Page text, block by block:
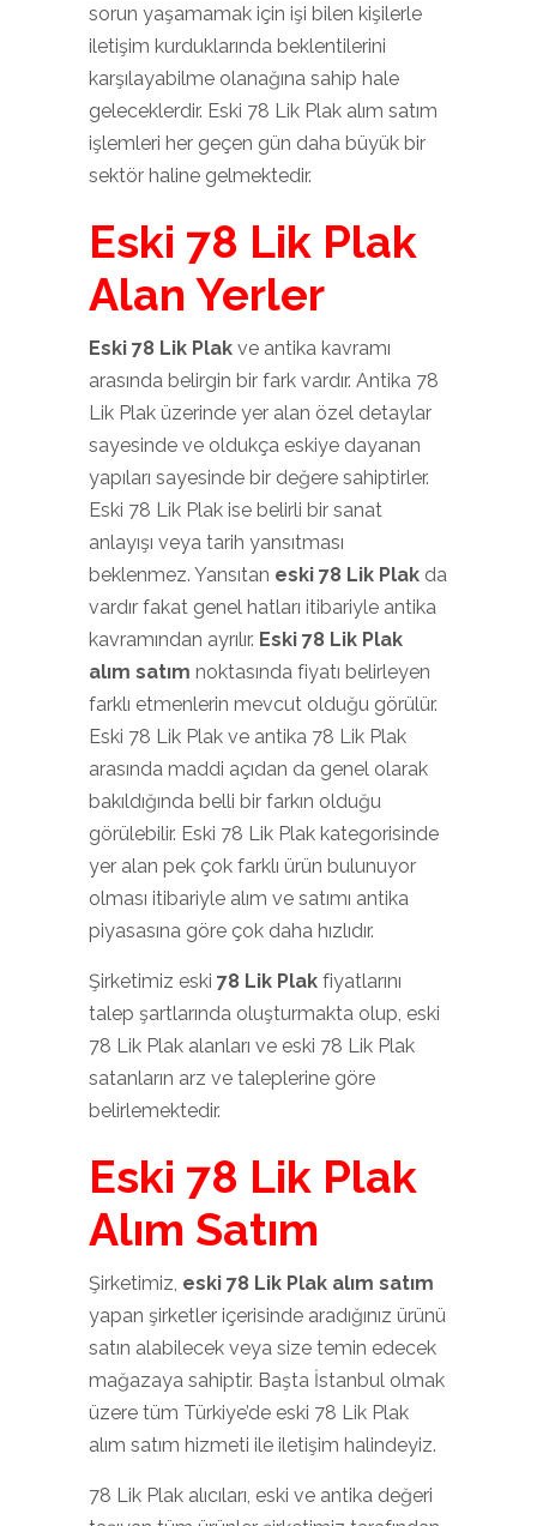
sorun yaşamamak için işi bilen kişilerle
iletişim kurduklarında beklentilerini
karşılayabilme olanağına sahip hale
geleceklerdir. Eski 78 Lik Plak alım satım
işlemleri her geçen gün daha büyük bir
sektör haline gelmektedir.
Eski 78 Lik Plak
Alan Yerler
Eski 78 Lik Plak ve antika kavramı
arasında belirgin bir fark vardır. Antika 78
Lik Plak üzerinde yer alan özel detaylar
sayesinde ve oldukça eskiye dayanan
yapıları sayesinde bir değere sahiptirler.
Eski 78 Lik Plak ise belirli bir sanat
anlayışı veya tarih yansıtması
beklenmez. Yansıtan eski 78 Lik Plak da
vardır fakat genel hatları itibariyle antika
kavramından ayrılır. Eski 78 Lik Plak
alım satım noktasında fiyatı belirleyen
farklı etmenlerin mevcut olduğu görülür.
Eski 78 Lik Plak ve antika 78 Lik Plak
arasında maddi açıdan da genel olarak
bakıldığında belli bir farkın olduğu
görülebilir. Eski 78 Lik Plak kategorisinde
yer alan pek çok farklı ürün bulunuyor
olması itibariyle alım ve satımı antika
piyasasına göre çok daha hızlıdır.
Şirketimiz eski 78 Lik Plak fiyatlarını
talep şartlarında oluşturmakta olup, eski
78 Lik Plak alanları ve eski 78 Lik Plak
satanların arz ve taleplerine göre
belirlemektedir.
Eski 78 Lik Plak
Alım Satım
Şirketimiz, eski 78 Lik Plak alım satım
yapan şirketler içerisinde aradığınız ürünü
satın alabilecek veya size temin edecek
mağazaya sahiptir. Başta İstanbul olmak
üzere tüm Türkiye’de eski 78 Lik Plak
alım satım hizmeti ile iletişim halindeyiz.
78 Lik Plak alıcıları, eski ve antika değeri